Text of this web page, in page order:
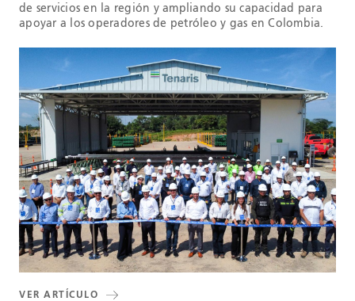
de servicios en la región y ampliando su capacidad para
apoyar a los operadores de petróleo y gas en Colombia.
VER ARTÍCULO